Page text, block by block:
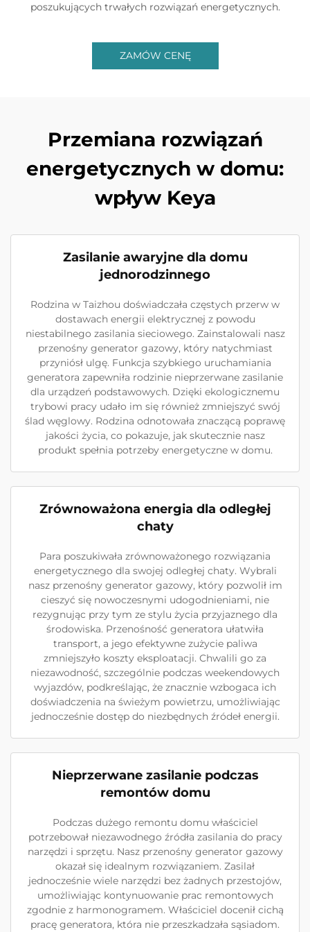
poszukujących trwałych rozwiązań energetycznych.
ZAMÓW CENĘ
Przemiana rozwiązań
energetycznych w domu:
wpływ Keya
Zasilanie awaryjne dla domu
jednorodzinnego
Rodzina w Taizhou doświadczała częstych przerw w
dostawach energii elektrycznej z powodu
niestabilnego zasilania sieciowego. Zainstalowali nasz
przenośny generator gazowy, który natychmiast
przyniósł ulgę. Funkcja szybkiego uruchamiania
generatora zapewniła rodzinie nieprzerwane zasilanie
dla urządzeń podstawowych. Dzięki ekologicznemu
trybowi pracy udało im się również zmniejszyć swój
ślad węglowy. Rodzina odnotowała znaczącą poprawę
jakości życia, co pokazuje, jak skutecznie nasz
produkt spełnia potrzeby energetyczne w domu.
Zrównoważona energia dla odległej
chaty
Para poszukiwała zrównoważonego rozwiązania
energetycznego dla swojej odległej chaty. Wybrali
nasz przenośny generator gazowy, który pozwolił im
cieszyć się nowoczesnymi udogodnieniami, nie
rezygnując przy tym ze stylu życia przyjaznego dla
środowiska. Przenośność generatora ułatwiła
transport, a jego efektywne zużycie paliwa
zmniejszyło koszty eksploatacji. Chwalili go za
niezawodność, szczególnie podczas weekendowych
wyjazdów, podkreślając, że znacznie wzbogaca ich
doświadczenia na świeżym powietrzu, umożliwiając
jednocześnie dostęp do niezbędnych źródeł energii.
Nieprzerwane zasilanie podczas
remontów domu
Podczas dużego remontu domu właściciel
potrzebował niezawodnego źródła zasilania do pracy
narzędzi i sprzętu. Nasz przenośny generator gazowy
okazał się idealnym rozwiązaniem. Zasilał
jednocześnie wiele narzędzi bez żadnych przestojów,
umożliwiając kontynuowanie prac remontowych
zgodnie z harmonogramem. Właściciel docenił cichą
pracę generatora, która nie przeszkadzała sąsiadom.